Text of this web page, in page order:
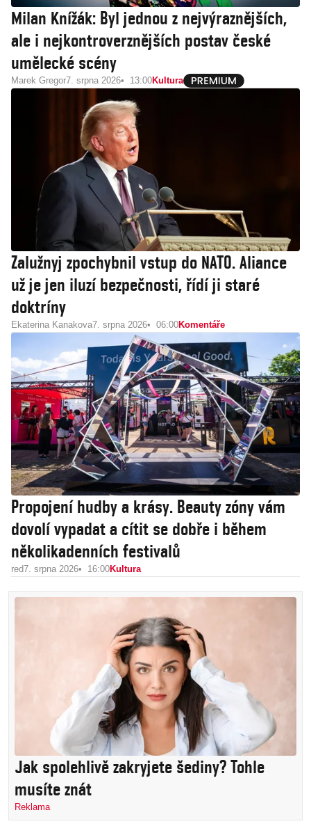
Milan Knížák: Byl jednou z nejvýraznějších,
ale i nejkontroverznějších postav české
umělecké scény
Marek Gregor7. srpna 2026 13:00Kultura
Zalužnyj zpochybnil vstup do NATO. Aliance
už je jen iluzí bezpečnosti, řídí ji staré
doktríny
Ekaterina Kanakova7. srpna 2026 06:00Komentáře
Propojení hudby a krásy. Beauty zóny vám
dovolí vypadat a cítit se dobře i během
několikadenních festivalů
red7. srpna 2026 16:00Kultura
Jak spolehlivě zakryjete šediny? Tohle
musíte znát
Reklama